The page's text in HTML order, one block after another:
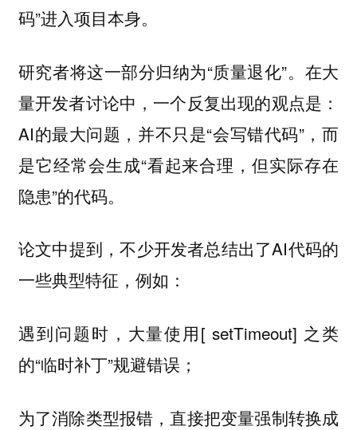
码”进入项目本身。
研究者将这一部分归纳为“质量退化”。在大
量开发者讨论中，一个反复出现的观点是：
AI的最大问题，并不只是“会写错代码”，而
是它经常会生成“看起来合理，但实际存在
隐患”的代码。
论文中提到，不少开发者总结出了AI代码的
一些典型特征，例如：
遇到问题时，大量使用[ setTimeout] 之类
的“临时补丁”规避错误；
为了消除类型报错，直接把变量强制转换成